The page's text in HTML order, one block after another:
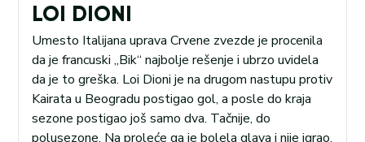
LOI DIONI
Umesto Italijana uprava Crvene zvezde je procenila
da je francuski „Bik“ najbolje rešenje i ubrzo uvidela
da je to greška. Loi Dioni je na drugom nastupu protiv
Kairata u Beogradu postigao gol, a posle do kraja
sezone postigao još samo dva. Tačnije, do
polusezone. Na proleće ga je bolela glava i nije igrao.